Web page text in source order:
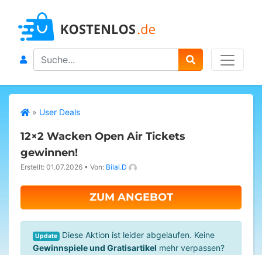
Search
» User Deals
12×2 Wacken Open Air Tickets
gewinnen!
Erstellt: 01.07.2026 • Von: Bilal.D
ZUM ANGEBOT
Update
Diese Aktion ist leider abgelaufen. Keine
Gewinnspiele und Gratisartikel mehr verpassen?